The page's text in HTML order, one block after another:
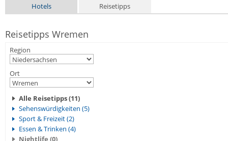
Hotels Reisetipps
Reisetipps Wremen
Region
Ort
Alle Reisetipps (11)
Sehenswürdigkeiten (5)
Sport & Freizeit (2)
Essen & Trinken (4)
Nightlife (0)